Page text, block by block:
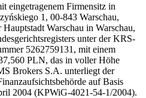
Firmensitz in
1, 00-843 Warschau,
Warschau in Warschau,
unter der KRS-
5262759131, mit einem
PLN, das in voller Höhe
Brokers S.A. unterliegt der
auf Basis
2004 (KPWiG-4021-54-1/2004).